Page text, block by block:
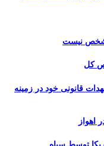
قانونی خود در زمینه